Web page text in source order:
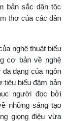
bản sắc dân tộc
thơ của các dân
nghệ thuật biểu
cơ bản về nghệ
dạng của ngôn
tiêu biểu đậm bản
người đọc bởi
những sáng tạo
giọng điệu vừa